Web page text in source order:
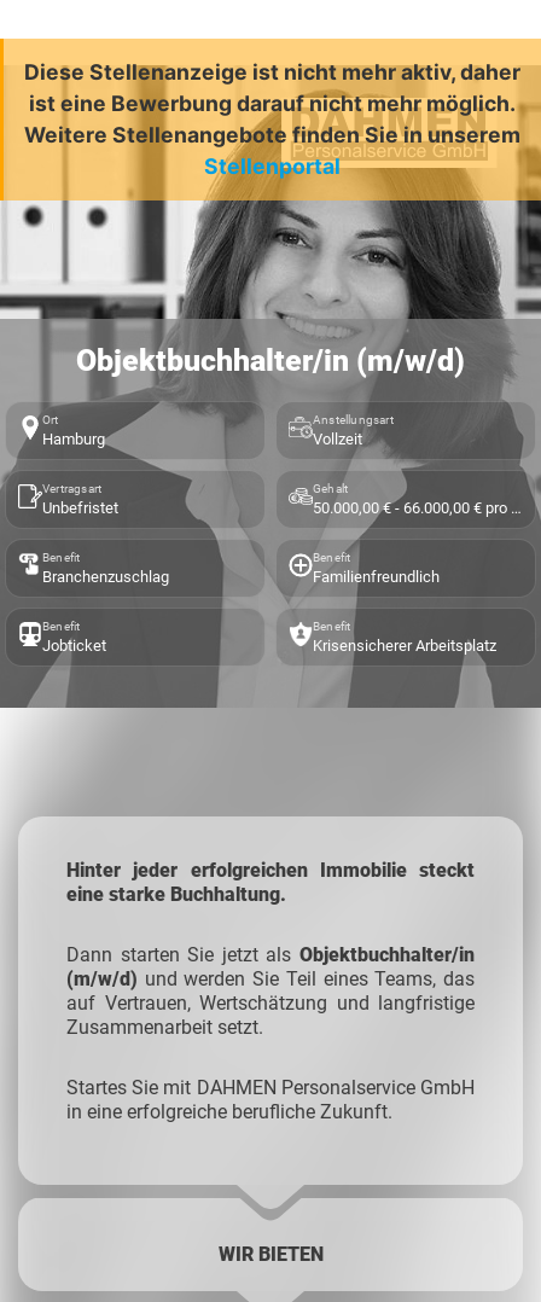
Diese Stellenanzeige ist nicht mehr aktiv, daher
ist eine Bewerbung darauf nicht mehr möglich.
Weitere Stellenangebote finden Sie in unserem
Stellenportal
Objektbuchhalter/in (m/w/d)
Ort
Hamburg
Anstellungsart
Vollzeit
Vertragsart
Unbefristet
Gehalt
50.000,00 € - 66.000,00 € pro Jahr
Benefit
Branchenzuschlag
Benefit
Familienfreundlich
Benefit
Jobticket
Benefit
Krisensicherer Arbeitsplatz
Hinter jeder erfolgreichen Immobilie steckt
eine starke Buchhaltung.
Dann starten Sie jetzt als Objektbuchhalter/in
(m/w/d) und werden Sie Teil eines Teams, das
auf Vertrauen, Wertschätzung und langfristige
Zusammenarbeit setzt.
Startes Sie mit DAHMEN Personalservice GmbH
in eine erfolgreiche berufliche Zukunft.
WIR BIETEN